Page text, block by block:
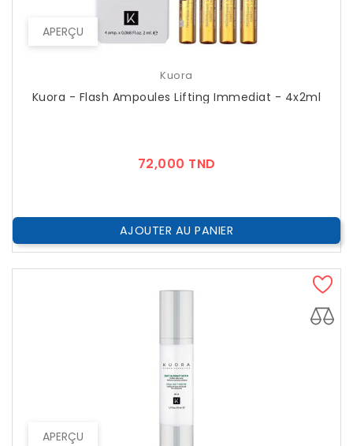
APERÇU
Kuora
Kuora - Flash Ampoules Lifting Immediat - 4x2ml
72,000 TND
AJOUTER AU PANIER
APERÇU